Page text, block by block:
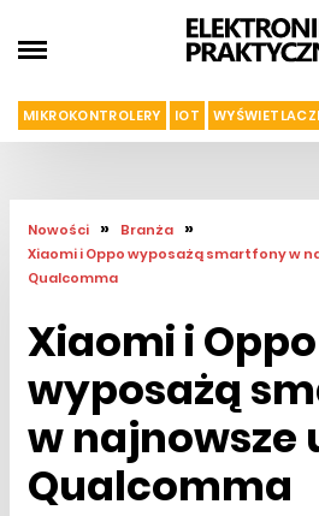
MIKROKONTROLERY IOT
Nowości » Branża »
Xiaomi i Oppo wyposażą smartfony w
Qualcomma
Xiaomi i Oppo
wyposażą
w najnowsze
Qualcomma